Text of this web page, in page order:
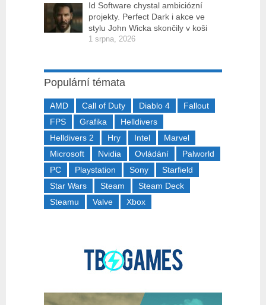
Id Software chystal ambiciózní
projekty. Perfect Dark i akce ve
stylu John Wicka skončily v koši
1 srpna, 2026
Populární témata
AMD Call of Duty Diablo 4
Fallout
FPS
Grafika
Helldivers
Helldivers 2
Hry Intel
Marvel
Microsoft
Nvidia Ovládání
Palworld
PC
Playstation Sony
Starfield
Star Wars
Steam
Steam Deck
Steamu
Valve Xbox